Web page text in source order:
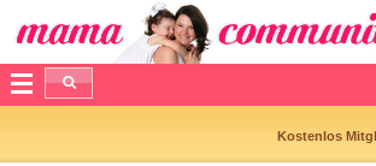
Kostenlos